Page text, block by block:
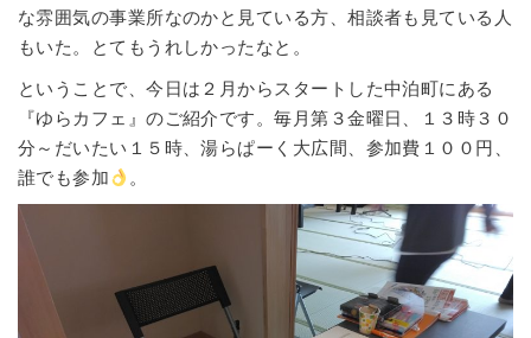
な雰囲気の事業所なのかと見ている方、相談者も見ている人
もいた。とてもうれしかったなと。
ということで、今日は２月からスタートした中泊町にある
『ゆらカフェ』のご紹介です。毎月第３金曜日、１３時３０
分～だいたい１５時、湯らぱーく大広間、参加費１００円、
誰でも参加
。